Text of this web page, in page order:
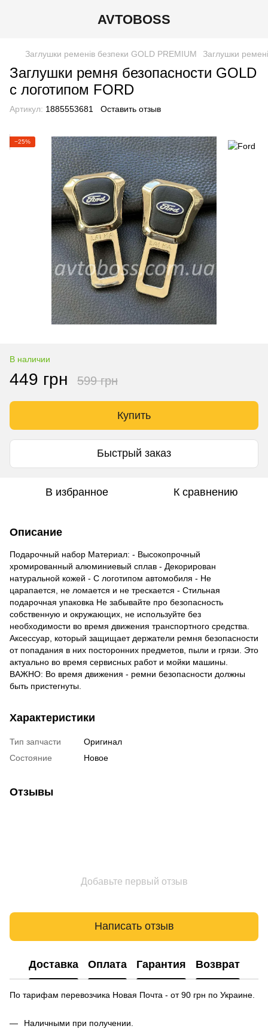
AVTOBOSS
Заглушки ременів безпеки GOLD PREMIUM Заглушки
Заглушки ремня безопасности GOLD
с логотипом FORD
Артикул: 1885553681 Оставить отзыв
−25%
В наличии
449 грн 599 грн
Купить
Быстрый заказ
В избранное К сравнению
Описание
Подарочный набор Материал: - Высокопрочный
хромированный алюминиевый сплав - Декорирован
натуральной кожей - С логотипом автомобиля - Не
царапается, не ломается и не трескается - Стильная
подарочная упаковка Не забывайте про безопасность
собственную и окружающих, не используйте без
необходимости во время движения транспортного средства.
Аксессуар, который защищает держатели ремня безопасности
от попадания в них посторонних предметов, пыли и грязи. Это
актуально во время сервисных работ и мойки машины.
ВАЖНО: Во время движения - ремни безопасности должны
быть пристегнуты.
Характеристики
Тип запчасти
Оригинал
Состояние
Новое
Отзывы
Добавьте первый отзыв
Написать отзыв
Доставка Оплата Гарантия Возврат
По тарифам перевозчика Новая Почта - от 90 грн по Украине.
Наличными при получении.